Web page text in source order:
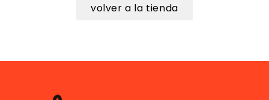
volver a la tienda